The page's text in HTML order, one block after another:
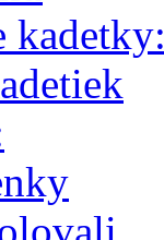
kadetky: